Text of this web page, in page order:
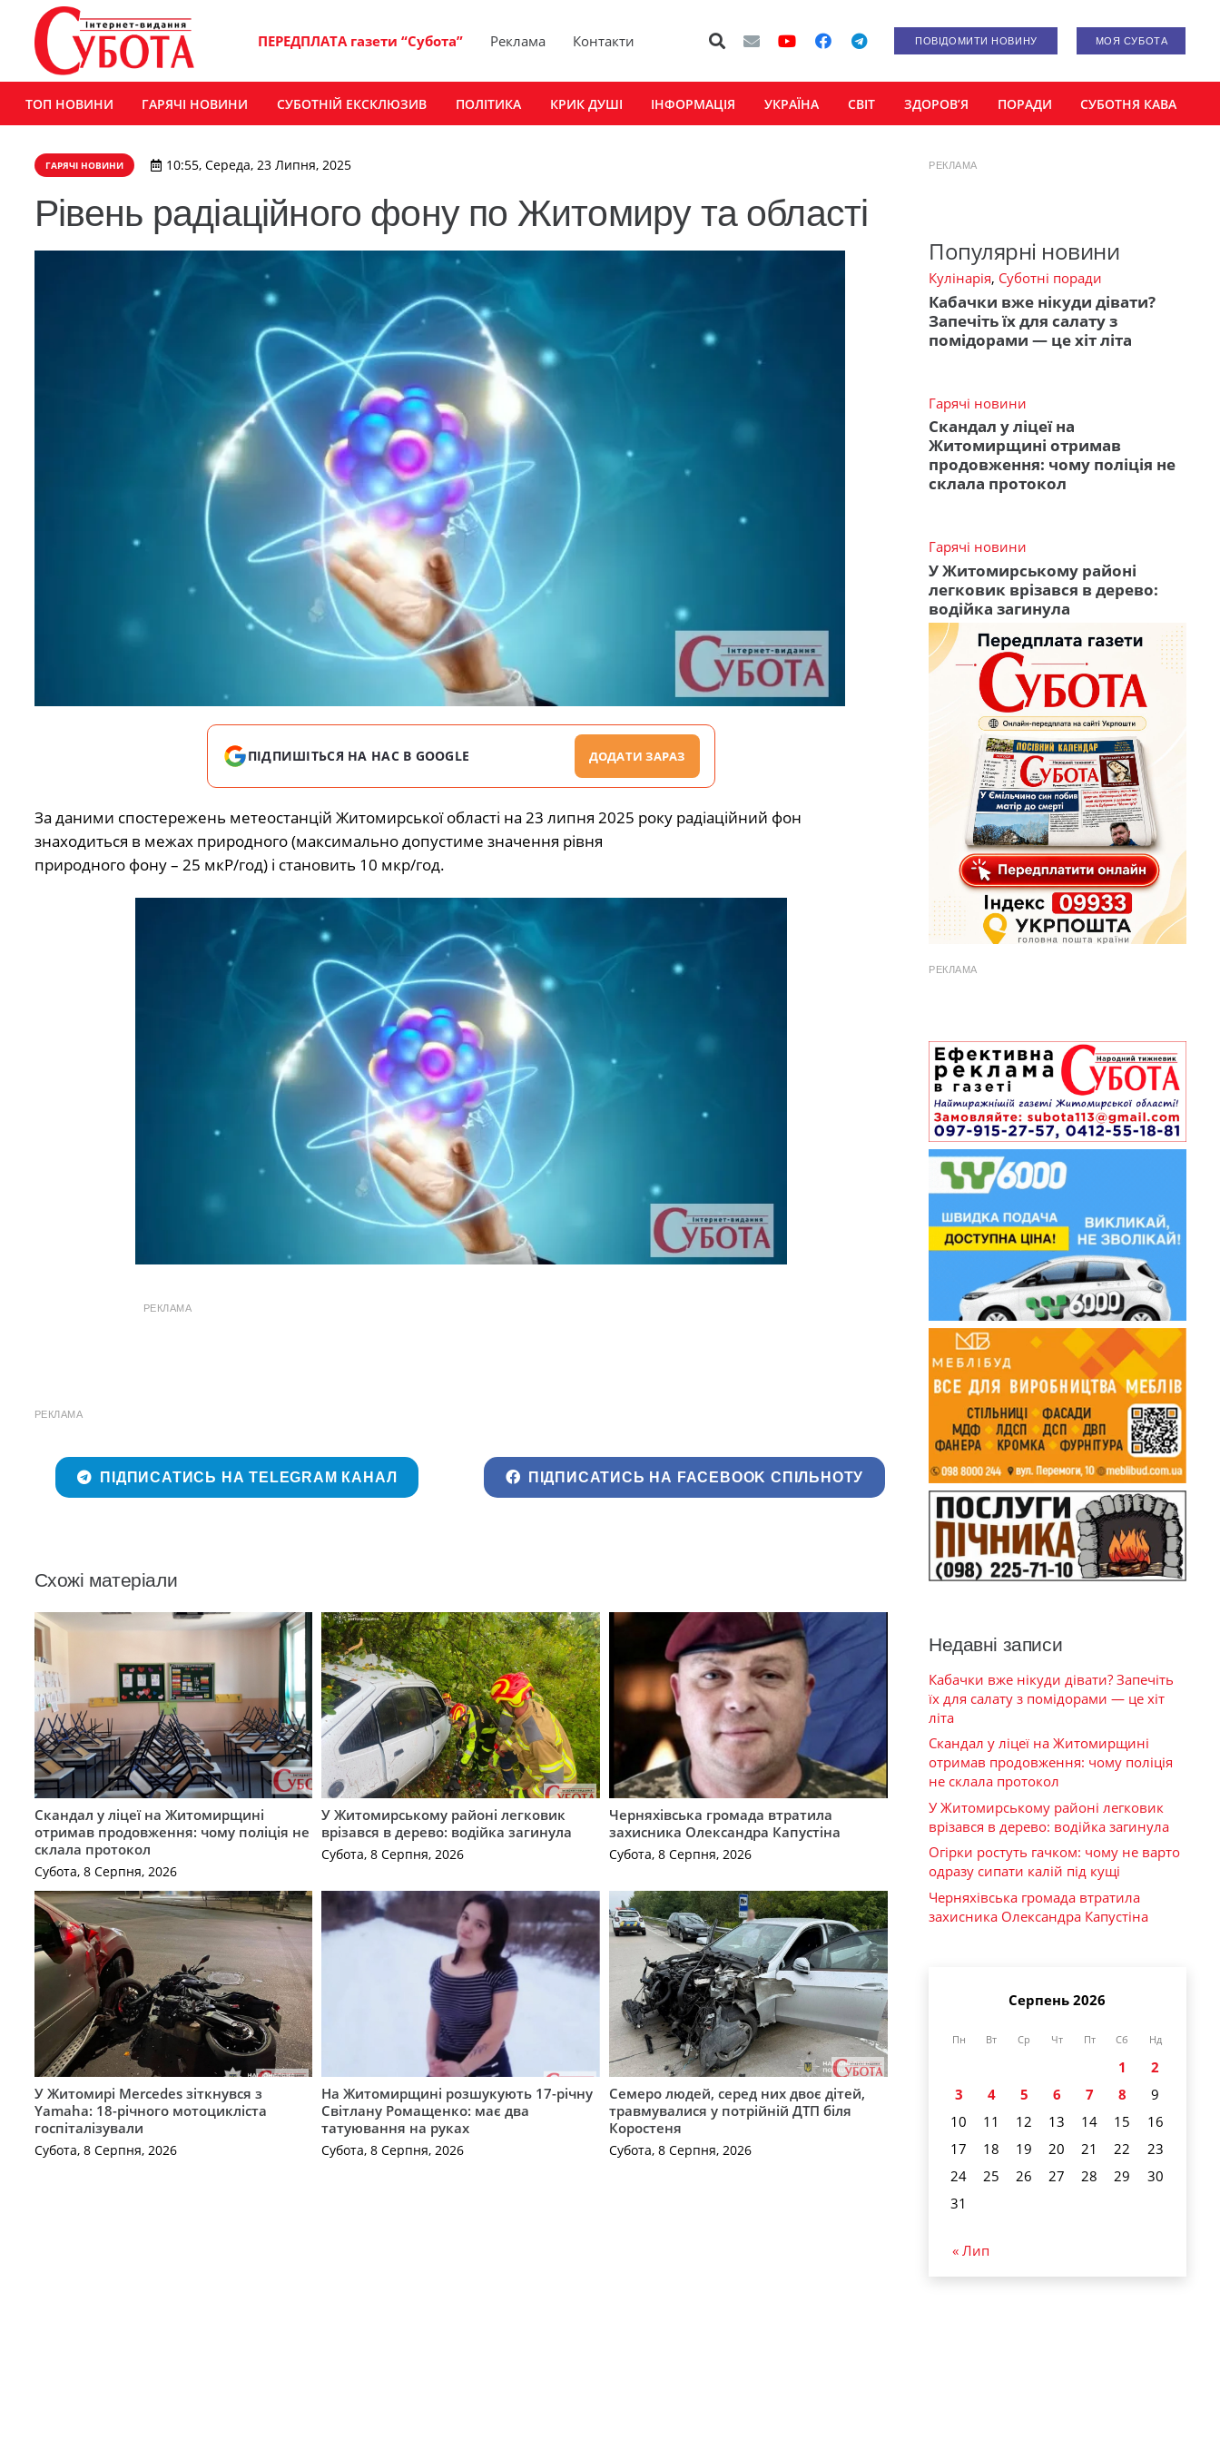
ПЕРЕДПЛАТА газети “Субота” Реклама Контакти ПОВІДОМИТИ НОВИНУ МОЯ СУБОТА
ТОП НОВИНИ ГАРЯЧІ НОВИНИ СУБОТНІЙ ЕКСКЛЮЗИВ ПОЛІТИКА КРИК ДУШІ ІНФОРМАЦІЯ УКРАЇНА СВІТ ЗДОРОВ’Я ПОРАДИ СУБОТНЯ КАВА
ГАРЯЧІ НОВИНИ 10:55, Середа, 23 Липня, 2025
Рівень радіаційного фону по Житомиру та області
ПІДПИШІТЬСЯ НА НАС В GOOGLE ДОДАТИ ЗАРАЗ
За даними спостережень метеостанцій Житомирської області на 23 липня 2025 року радіаційний фон
знаходиться в межах природного (максимально допустиме значення рівня
природного фону – 25 мкР/год) і становить 10 мкр/год.
РЕКЛАМА
РЕКЛАМА
ПІДПИСАТИСЬ НА TELEGRAM КАНАЛ ПІДПИСАТИСЬ НА FACEBOOK СПІЛЬНОТУ
Схожі матеріали
Скандал у ліцеї на Житомирщині
отримав продовження: чому поліція не
склала протокол
Субота, 8 Серпня, 2026
У Житомирському районі легковик
врізався в дерево: водійка загинула
Субота, 8 Серпня, 2026
Черняхівська громада втратила
захисника Олександра Капустіна
Субота, 8 Серпня, 2026
У Житомирі Mercedes зіткнувся з
Yamaha: 18-річного мотоцикліста
госпіталізували
Субота, 8 Серпня, 2026
На Житомирщині розшукують 17-річну
Світлану Ромащенко: має два
татуювання на руках
Субота, 8 Серпня, 2026
Семеро людей, серед них двоє дітей,
травмувалися у потрійній ДТП біля
Коростеня
Субота, 8 Серпня, 2026
РЕКЛАМА
Популярні новини
Кулінарія, Суботні поради
Кабачки вже нікуди дівати?
Запечіть їх для салату з
помідорами — це хіт літа
Гарячі новини
Скандал у ліцеї на
Житомирщині отримав
продовження: чому поліція не
склала протокол
Гарячі новини
У Житомирському районі
легковик врізався в дерево:
водійка загинула
РЕКЛАМА
Недавні записи
Кабачки вже нікуди дівати? Запечіть
їх для салату з помідорами — це хіт
літа
Скандал у ліцеї на Житомирщині
отримав продовження: чому поліція
не склала протокол
У Житомирському районі легковик
врізався в дерево: водійка загинула
Огірки ростуть гачком: чому не варто
одразу сипати калій під кущі
Черняхівська громада втратила
захисника Олександра Капустіна
Серпень 2026
Пн Вт Ср Чт Пт Сб Нд
1
2
3
4 5 6 7 8
9
10
11 12 13 14 15
16
17
18 19 20 21 22
23
24
25 26 27 28 29
30
31
« Лип